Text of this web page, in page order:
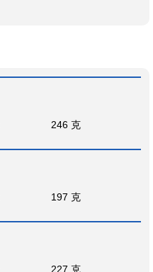
246 克
197 克
227 克